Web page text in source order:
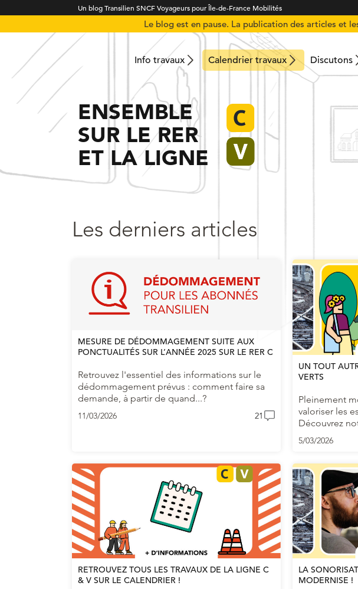
Un blog Transilien SNCF Voyageurs pour Île-de-France Mobilités
Le blog est en pause. La publication des articles et
Info travaux Calendrier travaux Discutons
ENSEMBLE
SUR LE RER
ET LA LIGNE
Les derniers articles
MESURE DE DÉDOMMAGEMENT SUITE AUX
PONCTUALITÉS SUR L’ANNÉE 2025 SUR LE RER C
Retrouvez l'essentiel des informations sur le
dédommagement prévus : comment faire sa
demande, à partir de quand...?
11/03/2026 21
UN TOUT
VERTS
Pleinement
valoriser les
Découvrez
5/03/2026
RETROUVEZ TOUS LES TRAVAUX DE LA LIGNE C
& V SUR LE CALENDRIER !
LA
MODERNISE !